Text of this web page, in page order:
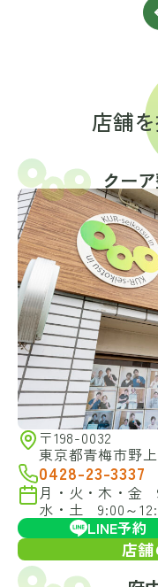
店舗
クー
〒198-0032
東京都青梅市野
0428-23-3337
月・火・木・金
水・土 9:00～
LINE予約
店